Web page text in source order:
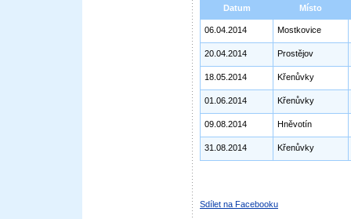
Datum Místo
06.04.2014 Mostkovice
20.04.2014 Prostějov
18.05.2014 Křenůvky
01.06.2014 Křenůvky
09.08.2014 Hněvotín
31.08.2014 Křenůvky
Sdílet na Facebooku